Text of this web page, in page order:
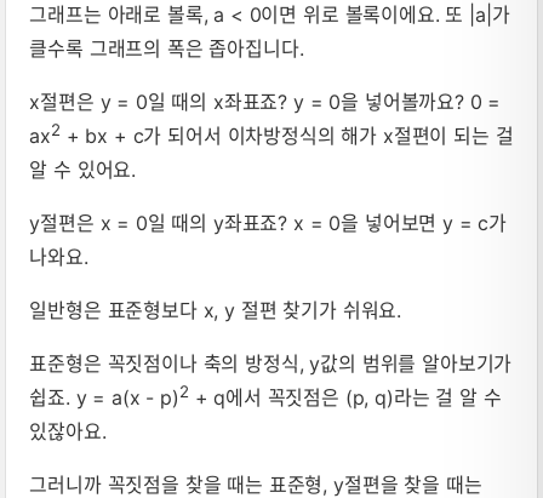
그래프는 아래로 볼록, a < 0이면 위로 볼록이에요. 또 |a|가
클수록 그래프의 폭은 좁아집니다.
x절편은 y = 0일 때의 x좌표죠? y = 0을 넣어볼까요? 0 =
ax2 + bx + c가 되어서 이차방정식의 해가 x절편이 되는 걸
알 수 있어요.
y절편은 x = 0일 때의 y좌표죠? x = 0을 넣어보면 y = c가
나와요.
일반형은 표준형보다 x, y 절편 찾기가 쉬워요.
표준형은 꼭짓점이나 축의 방정식, y값의 범위를 알아보기가
쉽죠. y = a(x - p)2 + q에서 꼭짓점은 (p, q)라는 걸 알 수
있잖아요.
그러니까 꼭짓점을 찾을 때는 표준형, y절편을 찾을 때는